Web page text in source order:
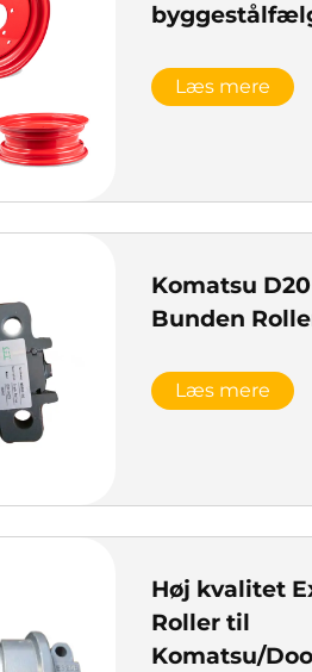
Læs mere
Komatsu
Bunden
Læs mere
Høj kvalitet
Roller til
Komatsu/